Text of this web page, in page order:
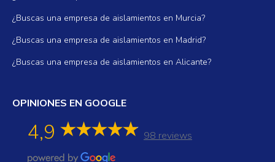
¿Buscas una empresa de aislamientos en Murcia?
¿Buscas una empresa de aislamientos en Madrid?
¿Buscas una empresa de aislamientos en Alicante?
OPINIONES EN GOOGLE
4,9 98 reviews